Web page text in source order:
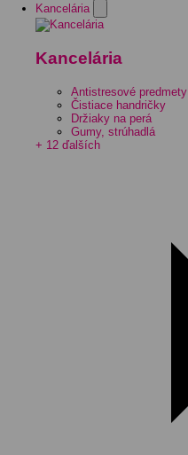
Kancelária
Kancelária
Antistresové predmety
Čistiace handričky
Držiaky na perá
Gumy, strúhadlá
+ 12 ďalších